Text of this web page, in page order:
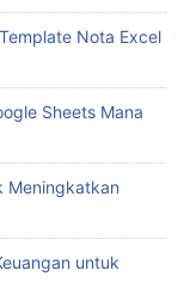
Nota Excel
Sheets Mana
Meningkatkan
untuk